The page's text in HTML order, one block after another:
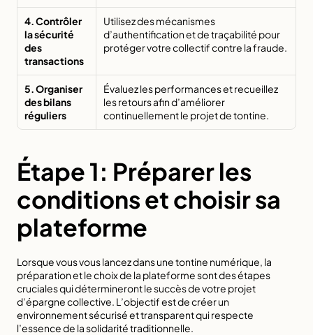
4. Contrôler
la sécurité
des
transactions
Utilisez des mécanismes
d’authentification et de traçabilité pour
protéger votre collectif contre la fraude.
5. Organiser
des bilans
réguliers
Évaluez les performances et recueillez
les retours afin d’améliorer
continuellement le projet de tontine.
Étape 1: Préparer les
conditions et choisir sa
plateforme
Lorsque vous vous lancez dans une tontine numérique, la
préparation et le choix de la plateforme sont des étapes
cruciales qui détermineront le succès de votre projet
d’épargne collective. L’objectif est de créer un
environnement sécurisé et transparent qui respecte
l’essence de la solidarité traditionnelle.